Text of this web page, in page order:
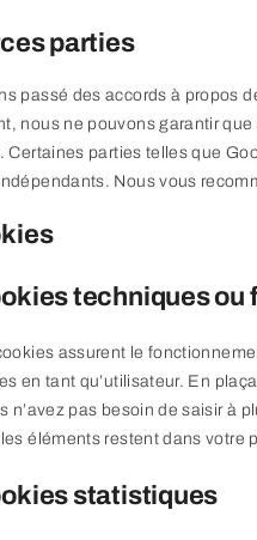
parties
passé des accords à propos
nous ne pouvons garantir
Certaines parties telles que
Nous vous
techniques ou
assurent le
en tant qu’utilisateur. En
n’avez pas besoin de saisir à
éléments restent dans votre
statistiques